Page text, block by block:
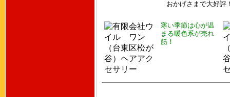
おかげさまで大好
寒い季節は心が温
まる暖色系が売れ
筋！